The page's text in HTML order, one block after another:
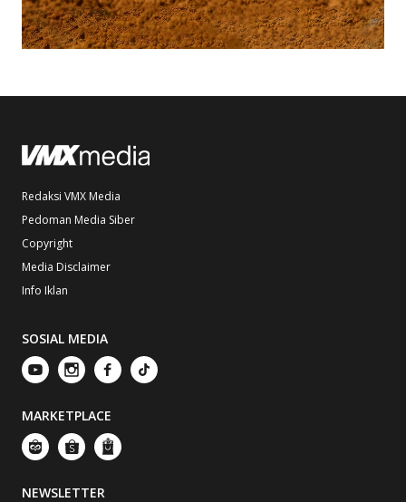
Redaksi VMX Media
Pedoman Media Siber
Copyright
Media Disclaimer
Info Iklan
SOSIAL MEDIA
MARKETPLACE
NEWSLETTER